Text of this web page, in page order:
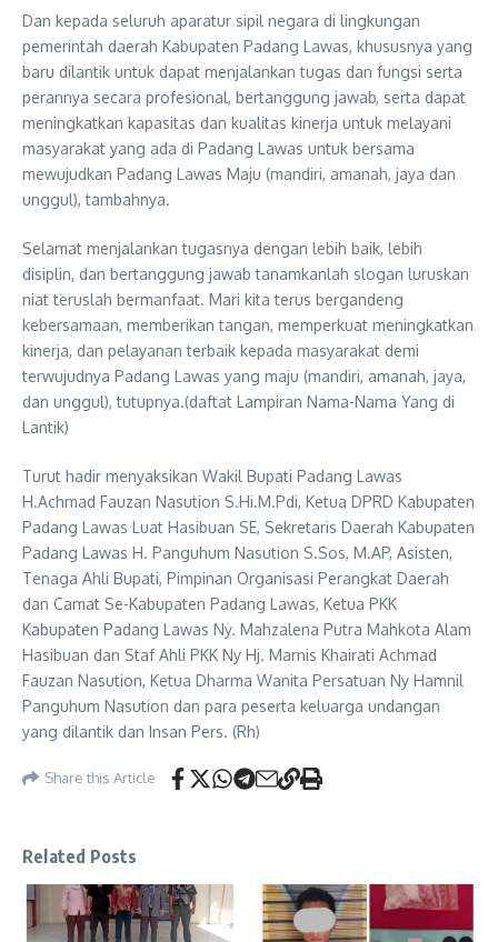
Dan kepada seluruh aparatur sipil negara di lingkungan
pemerintah daerah Kabupaten Padang Lawas, khususnya yang
baru dilantik untuk dapat menjalankan tugas dan fungsi serta
perannya secara profesional, bertanggung jawab, serta dapat
meningkatkan kapasitas dan kualitas kinerja untuk melayani
masyarakat yang ada di Padang Lawas untuk bersama
mewujudkan Padang Lawas Maju (mandiri, amanah, jaya dan
unggul), tambahnya.
Selamat menjalankan tugasnya dengan lebih baik, lebih
disiplin, dan bertanggung jawab tanamkanlah slogan luruskan
niat teruslah bermanfaat. Mari kita terus bergandeng
kebersamaan, memberikan tangan, memperkuat meningkatkan
kinerja, dan pelayanan terbaik kepada masyarakat demi
terwujudnya Padang Lawas yang maju (mandiri, amanah, jaya,
dan unggul), tutupnya.(daftat Lampiran Nama-Nama Yang di
Lantik)
Turut hadir menyaksikan Wakil Bupati Padang Lawas
H.Achmad Fauzan Nasution S.Hi.M.Pdi, Ketua DPRD Kabupaten
Padang Lawas Luat Hasibuan SE, Sekretaris Daerah Kabupaten
Padang Lawas H. Panguhum Nasution S.Sos, M.AP, Asisten,
Tenaga Ahli Bupati, Pimpinan Organisasi Perangkat Daerah
dan Camat Se-Kabupaten Padang Lawas, Ketua PKK
Kabupaten Padang Lawas Ny. Mahzalena Putra Mahkota Alam
Hasibuan dan Staf Ahli PKK Ny Hj. Marnis Khairati Achmad
Fauzan Nasution, Ketua Dharma Wanita Persatuan Ny Hamnil
Panguhum Nasution dan para peserta keluarga undangan
yang dilantik dan Insan Pers. (Rh)
Share this Article
Related Posts